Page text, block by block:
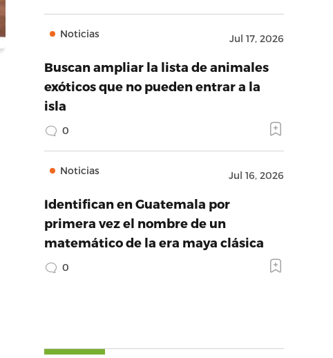
Noticias Jul 17, 2026
Buscan ampliar la lista de animales
exóticos que no pueden entrar a la
isla
0
Noticias Jul 16, 2026
Identifican en Guatemala por
primera vez el nombre de un
matemático de la era maya clásica
0